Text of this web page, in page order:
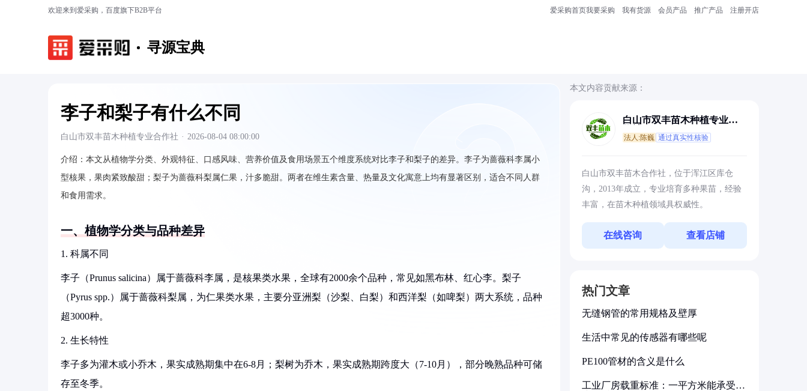
欢迎来到爱采购，百度旗下B2B平台 爱采购首页我要采购 我有货源 会员产品 推广产品 注册开店
寻源宝典
李子和梨子有什么不同
白山市双丰苗木种植专业合作社 · 2026-08-04 08:00:00
介绍： 本文从植物学分类、外观特征、口感风味、营养价值及食用场景五个维度系统对比李子和梨子的差异。李子为蔷薇科李属小
型核果，果肉紧致酸甜；梨子为蔷薇科梨属仁果，汁多脆甜。两者在维生素含量、热量及文化寓意上均有显著区别，适合不同人群
和食用需求。
一、植物学分类与品种差异
1. 科属不同
李子（Prunus salicina）属于蔷薇科李属，是核果类水果，全球有2000余个品种，常见如黑布林、红心李。梨子
（Pyrus spp.）属于蔷薇科梨属，为仁果类水果，主要分亚洲梨（沙梨、白梨）和西洋梨（如啤梨）两大系统，品种
超3000种。
2. 生长特性
李子多为灌木或小乔木，果实成熟期集中在6-8月；梨树为乔木，果实成熟期跨度大（7-10月），部分晚熟品种可储
存至冬季。
本文内容贡献来源：
白山市双丰苗木种植专业合
法人:陈巍 通过真实性核验
白山市双丰苗木合作社，位于浑江区库仓
沟，2013年成立，专业培育多种果苗，经验
丰富，在苗木种植领域具权威性。
在线咨询 查看店铺
热门文章
无缝钢管的常用规格及壁厚
生活中常见的传感器有哪些呢
PE100管材的含义是什么
工业厂房载重标准：一平方米能承受多